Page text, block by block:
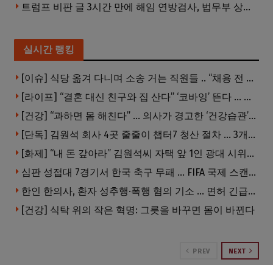
트럼프 비판 글 3시간 만에 해임 연방검사, 법무부 상대 소송
실시간 랭킹
[이슈] 식당 옮겨 다니며 소송 거는 직원들 .. “채용 전 반드시 확인해야”
[라이프] “결혼 대신 친구와 집 산다” ‘코바잉’ 뜬다 … 내 집 마련 공식 바뀌었다
[건강] “과하면 몸 해친다” … 의사가 경고한 ‘건강습관’ 5가지
[단독] 김원석 회사 4곳 줄줄이 챕터7 청산 절차 … 3개 법인 같은 날 동시 파산 신청
[화제] “내 돈 갚아라” 김원석씨 자택 앞 1인 광대 시위 … 한인 투자사, “108만 달러 못받아”
심판 성접대 7경기서 한국 축구 무패 … FIFA 국제 스캔들 번지나
한인 한의사, 환자 성추행·폭행 혐의 기소 … 면허 긴급정지
[건강] 식탁 위의 작은 혁명: 그릇을 바꾸면 몸이 바뀐다
PREV NEXT